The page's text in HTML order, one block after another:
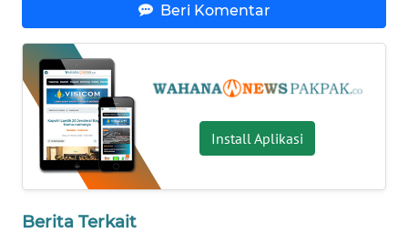
Beri Komentar
Install Aplikasi
Berita Terkait
WN
DAIRI
WN
DANAU
TOBA
WN